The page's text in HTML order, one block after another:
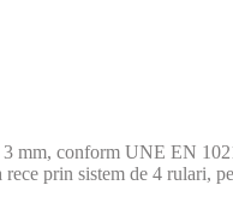
mm, conform UNE EN
prin sistem de 4 rulari,